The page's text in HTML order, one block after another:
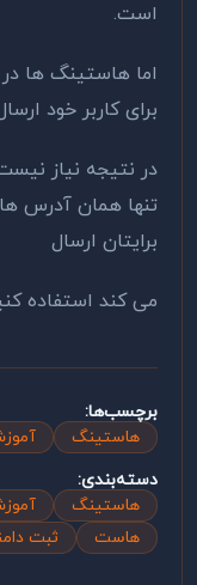
است.
برای کاربر خود
در نتیجه نیاز
تنها همان آدرس
برایتان ارسال
می کند استفاده
برچسب‌ها:
هاستینگ
دسته‌بندی:
هاستینگ
هاست
ثبت